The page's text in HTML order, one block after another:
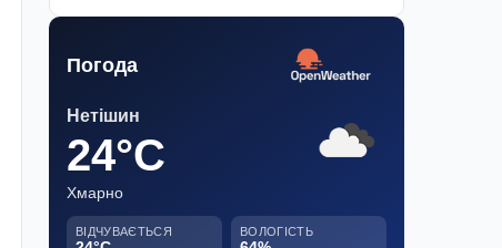
Погода
Нетішин
24°C
Хмарно
ВІДЧУВАЄТЬСЯ ВОЛОГІСТЬ